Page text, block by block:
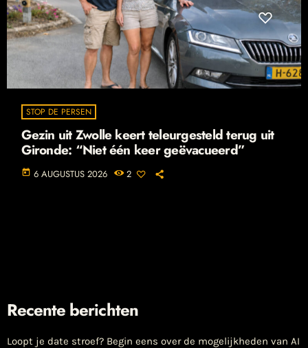
STOP DE PERSEN
Gezin uit Zwolle keert teleurgesteld terug uit
Gironde: “Niet één keer geëvacueerd”
today 6 AUGUSTUS 2026 2
Recente berichten
Loopt je date stroef? Begin eens over de mogelijkheden van AI